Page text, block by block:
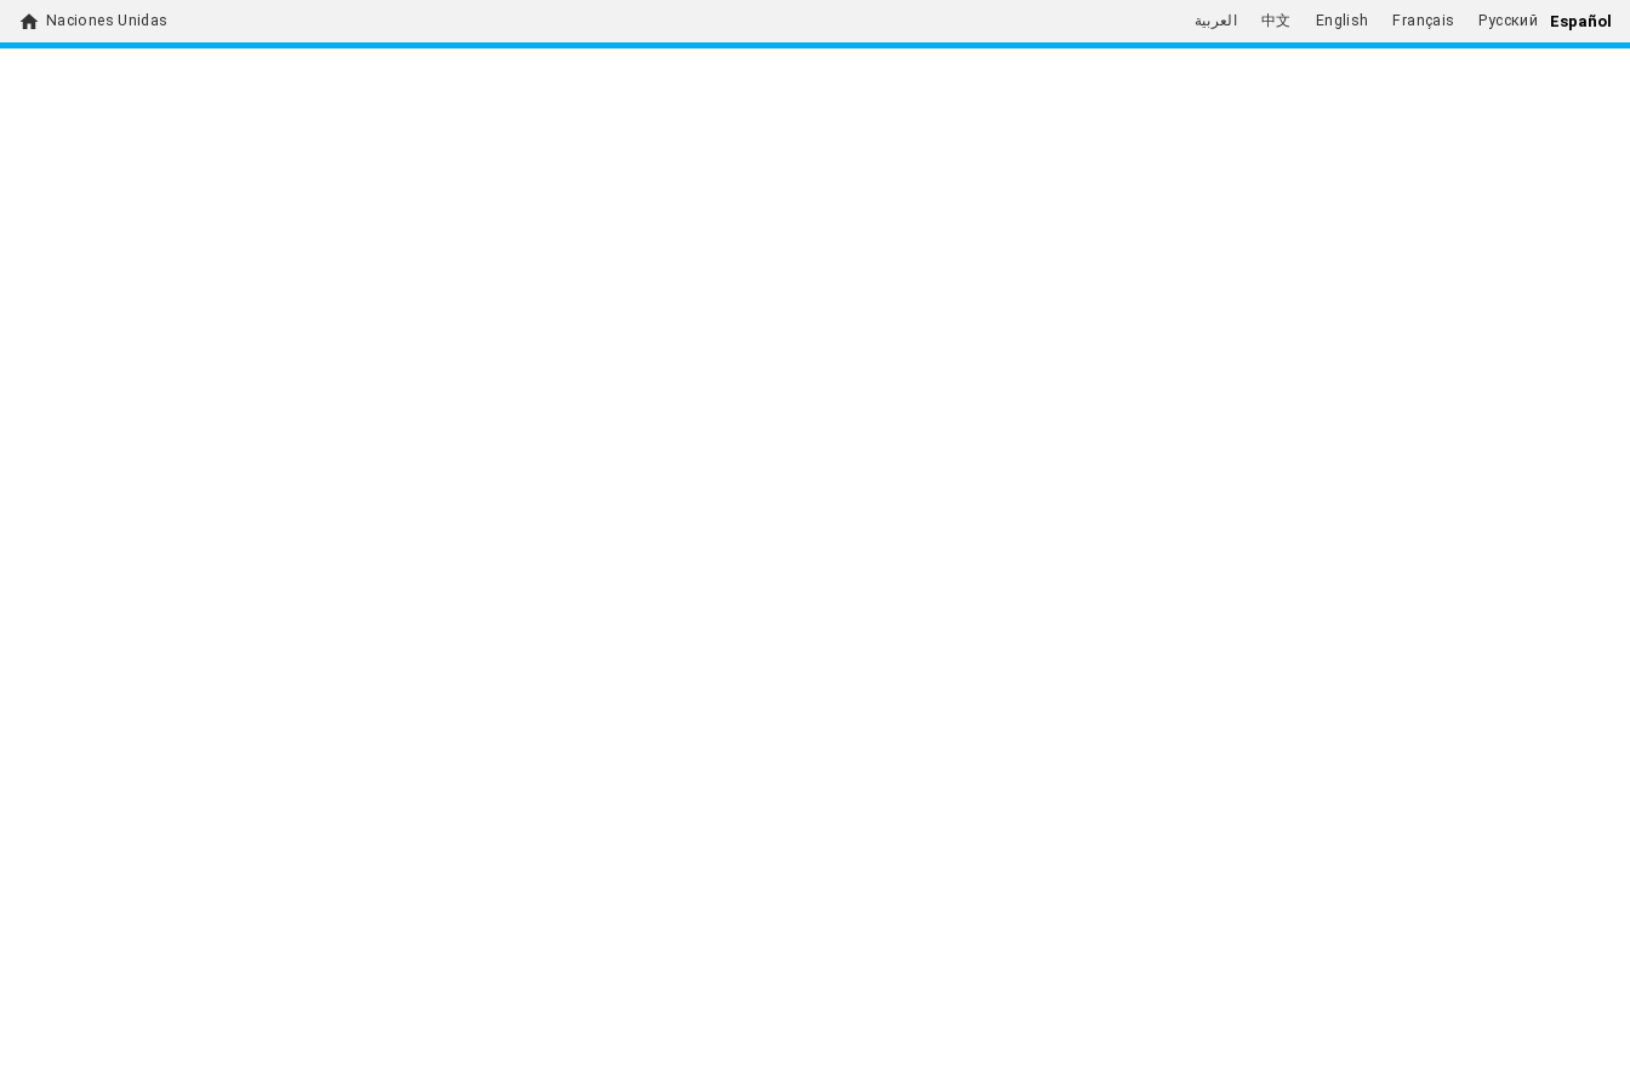
home Naciones Unidas العربية 中文 English Français Русский Español